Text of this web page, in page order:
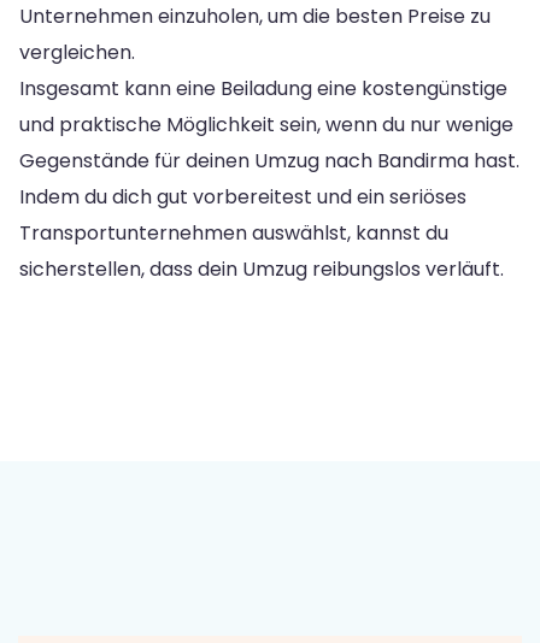
Unternehmen einzuholen, um die besten Preise zu
vergleichen.
Insgesamt kann eine Beiladung eine kostengünstige
und praktische Möglichkeit sein, wenn du nur wenige
Gegenstände für deinen Umzug nach Bandirma hast.
Indem du dich gut vorbereitest und ein seriöses
Transportunternehmen auswählst, kannst du
sicherstellen, dass dein Umzug reibungslos verläuft.